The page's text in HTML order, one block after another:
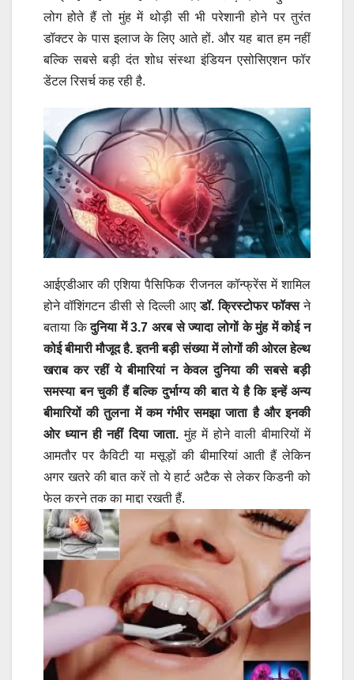
लोग होते हैं तो मुंह में थोड़ी सी भी परेशानी होने पर तुरंत
डॉक्टर के पास इलाज के लिए आते हों. और यह बात हम नहीं
बल्कि सबसे बड़ी दंत शोध संस्था इंडियन एसोसि‍एशन फॉर
डेंटल रिसर्च कह रही है.
आईएडीआर की एशिया पैसिफिक रीजनल कॉन्फ्रेंस में शामिल
होने वॉशिंगटन डीसी से दिल्ली आएडॉ. क्रिस्टोफर फॉक्सने
बताया किदुनिया में 3.7 अरब से ज्यादा लोगों के मुंह में कोई न
कोई बीमारी मौजूद है. इतनी बड़ी संख्या में लोगों की ओरल हेल्थ
खराब कर रहीं ये बीमारियां न केवल दुनिया की सबसे बड़ी
समस्या बन चुकी हैं बल्कि दुर्भाग्य की बात ये है कि इन्हें अन्य
बीमारियों की तुलना में कम गंभीर समझा जाता है और इनकी
ओर ध्यान ही नहीं दिया जाता. मुंह में होने वाली बीमारियों में
आमतौर पर कैविटी या मसूड़ों की बीमारियां आती हैं लेकिन
अगर खतरे की बात करें तो ये हार्ट अटैक से लेकर किडनी को
फेल करने तक का माद्दा रखती हैं.